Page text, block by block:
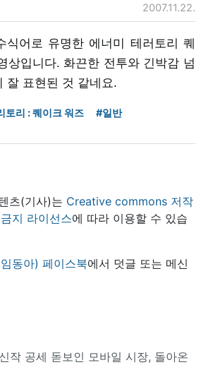
2007.11.22.
식어로 유명한 에너미 테러토리 퀘
상입니다. 화끈한 전투와 긴박감 넘
잘 표현된 것 같네요.
토리 : 퀘이크 워즈 #일반
츠(기사)는 Creative commons 저작
지 라이선스에 따라 이용할 수 있습
동아) 페이스북에서 덧글 또는 메신
작 공세 돋보인 모바일 시장, 돌아온